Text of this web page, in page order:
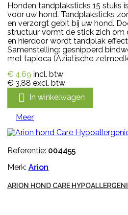
Honden tandplaksticks 15 stuks
voor uw hond. Tandplaksticks
en verzorgt gebit bij uw hond.
structuur vormt de stick zich om
en hierdoor wordt tandplak
Samenstelling: gesnipperd
met tapioca (Aziatische
€ 4,69 incl. btw
€ 3,88 excl. btw
 In winkelwagen
Meer
Referentie: 004455
Merk: Arion
ARION HOND CARE